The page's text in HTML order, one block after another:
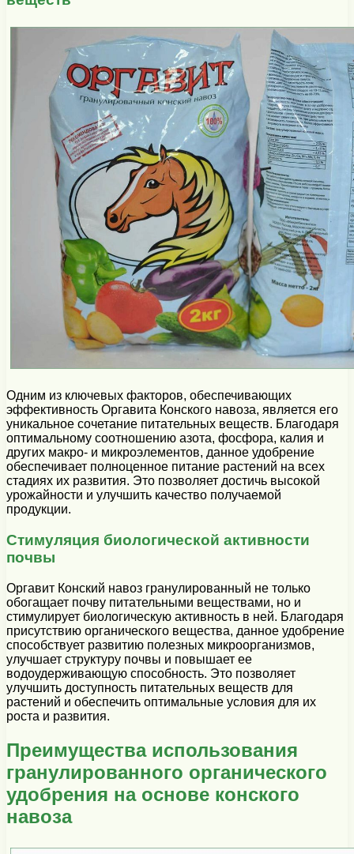
Одним из ключевых факторов, обеспечивающих
эффективность Оргавита Конского навоза, является его
уникальное сочетание питательных веществ. Благодаря
оптимальному соотношению азота, фосфора, калия и
других макро- и микроэлементов, данное удобрение
обеспечивает полноценное питание растений на всех
стадиях их развития. Это позволяет достичь высокой
урожайности и улучшить качество получаемой
продукции.
Стимуляция биологической активности
почвы
Оргавит Конский навоз гранулированный не только
обогащает почву питательными веществами, но и
стимулирует биологическую активность в ней. Благодаря
присутствию органического вещества, данное удобрение
способствует развитию полезных микроорганизмов,
улучшает структуру почвы и повышает ее
водоудерживающую способность. Это позволяет
улучшить доступность питательных веществ для
растений и обеспечить оптимальные условия для их
роста и развития.
Преимущества использования
гранулированного органического
удобрения на основе конского
навоза